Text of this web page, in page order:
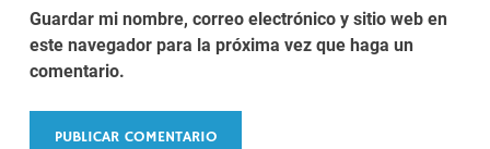
Guardar mi nombre, correo electrónico y sitio web en
este navegador para la próxima vez que haga un
comentario.